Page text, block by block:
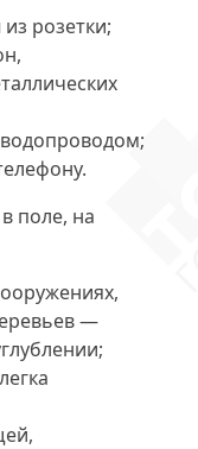
розетки;
поле, на
—